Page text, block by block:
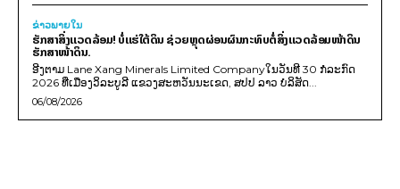
ຂ່າວພາຍ​ໃນ
ຮັກສາສິ່ງແວດລ້ອມ! ບໍ່ແຮ່ໃຕ້ດິນ ຊ່ວຍຫຼຸດຜ່ອນຜົນກະທົບຕໍ່ສິ່ງແວດລ້ອມໜ້າດິນ
ຮັກສາໜ້າດິນ.
ອີງຕາມ Lane Xang Minerals Limited Companyໃນວັນທີ 30 ກໍລະກົດ
2026 ທີ່ເມືອງວິລະບູລີ ແຂວງສະຫວັນນະເຂດ, ສປປ ລາວ ບໍລິສັດ...
06/08/2026